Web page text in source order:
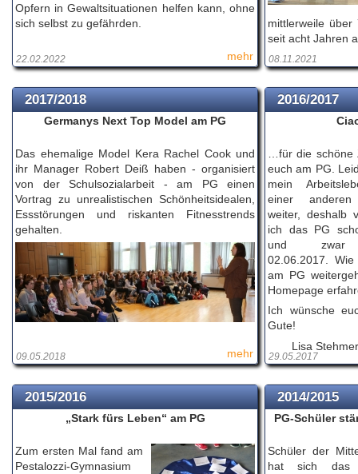
Opfern in Gewaltsituationen helfen kann, ohne
sich selbst zu gefährden.
mehr
22.02.2022
mittlerweile über
seit acht Jahren
08.11.2021
2017/2018
Germanys Next Top Model am PG
Das ehemalige Model Kera Rachel Cook und
ihr Manager Robert Deiß haben - organisiert
von der Schulsozialarbeit - am PG einen
Vortrag zu unrealistischen Schönheitsidealen,
Essstörungen und riskanten Fitnesstrends
gehalten.
mehr
09.05.2018
2016/2017
…für die schöne
euch am PG.
mein
einer
weiter, deshalb
ich das PG
und
02.06.2017.
am PG
Homepage
Ich wünsche
Gute!
Lisa
29.05.2017
2015/2016
„Stark fürs Leben“ am PG
Zum ersten Mal fand am
Pestalozzi-Gymnasium
2014/2015
PG-Schüler
Schüler der
hat sich das